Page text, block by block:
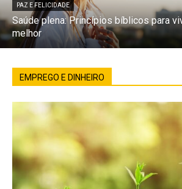
PAZ E FELICIDADE
Saúde plena: Princípios bíblicos para
melhor
EMPREGO E DINHEIRO